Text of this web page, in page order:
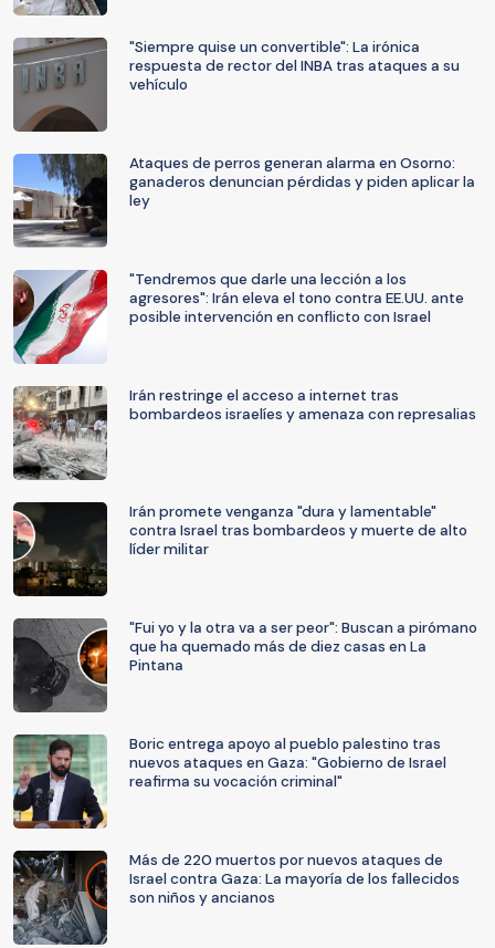
"Siempre quise un convertible": La irónica
respuesta de rector del INBA tras ataques a su
vehículo
Ataques de perros generan alarma en Osorno:
ganaderos denuncian pérdidas y piden aplicar la
ley
"Tendremos que darle una lección a los
agresores": Irán eleva el tono contra EE.UU. ante
posible intervención en conflicto con Israel
Irán restringe el acceso a internet tras
bombardeos israelíes y amenaza con represalias
Irán promete venganza "dura y lamentable"
contra Israel tras bombardeos y muerte de alto
líder militar
"Fui yo y la otra va a ser peor": Buscan a pirómano
que ha quemado más de diez casas en La
Pintana
Boric entrega apoyo al pueblo palestino tras
nuevos ataques en Gaza: "Gobierno de Israel
reafirma su vocación criminal"
Más de 220 muertos por nuevos ataques de
Israel contra Gaza: La mayoría de los fallecidos
son niños y ancianos